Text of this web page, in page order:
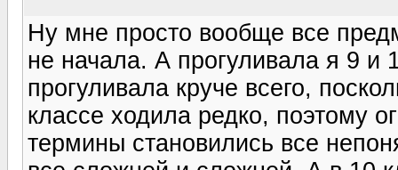
Ну мне просто вообще все
не начала. А прогуливала я 9 и
прогуливала круче всего,
классе ходила редко, поэтому
термины становились все